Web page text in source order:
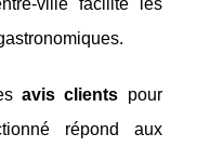
avis clients pour
répond aux